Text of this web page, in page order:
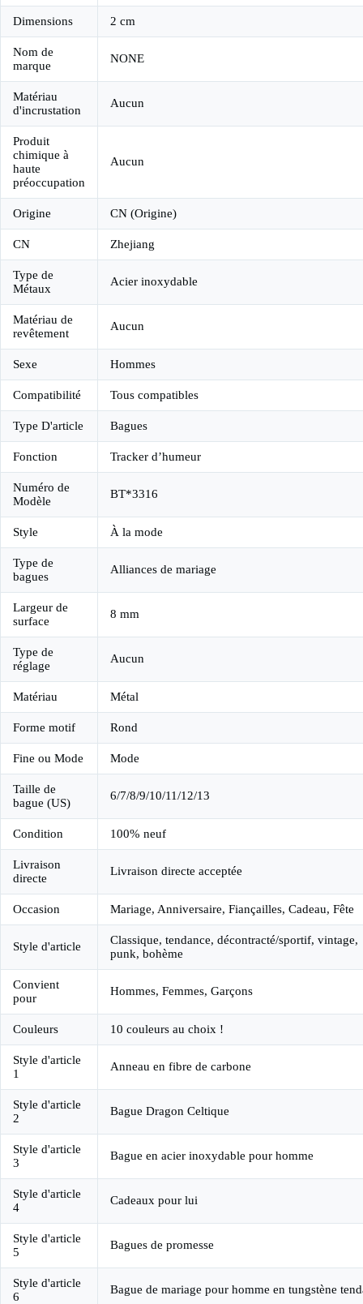
Dimensions 2 cm
Nom de
marque
NONE
Matériau
d'incrustation
Aucun
Produit
chimique à
haute
préoccupation
Aucun
Origine CN (Origine)
CN Zhejiang
Type de
Métaux
Acier inoxydable
Matériau de
revêtement
Aucun
Sexe Hommes
Compatibilité Tous compatibles
Type D'article Bagues
Fonction Tracker d’humeur
Numéro de
Modèle
BT*3316
Style À la mode
Type de
bagues
Alliances de mariage
Largeur de
surface
8 mm
Type de
réglage
Aucun
Matériau Métal
Forme motif Rond
Fine ou Mode Mode
Taille de
bague (US)
6/7/8/9/10/11/12/13
Condition 100% neuf
Livraison
directe
Livraison directe acceptée
Occasion Mariage, Anniversaire, Fiançailles, Cadeau, Fête
Style d'article
Classique, tendance, décontracté/sportif, vintage,
punk, bohème
Convient
pour
Hommes, Femmes, Garçons
Couleurs 10 couleurs au choix !
Style d'article
1
Anneau en fibre de carbone
Style d'article
2
Bague Dragon Celtique
Style d'article
3
Bague en acier inoxydable pour homme
Style d'article
4
Cadeaux pour lui
Style d'article
5
Bagues de promesse
Style d'article
6
Bague de mariage pour homme en tungstène